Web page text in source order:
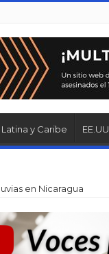
y Caribe EE.UU
en Nicaragua